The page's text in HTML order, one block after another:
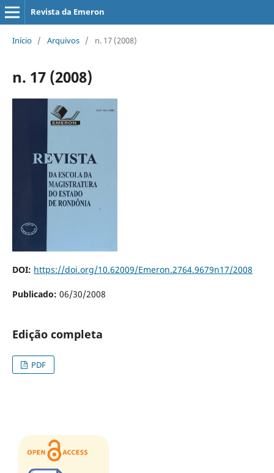
Revista da Emeron
Início / Arquivos / n. 17 (2008)
n. 17 (2008)
DOI: https://doi.org/10.62009/Emeron.2764.9679n17/2008
Publicado: 06/30/2008
Edição completa
PDF